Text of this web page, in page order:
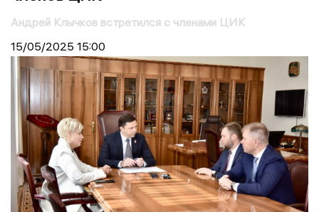
Андрей Клычков встретился с членами ЦИК
15/05/2025 15:00